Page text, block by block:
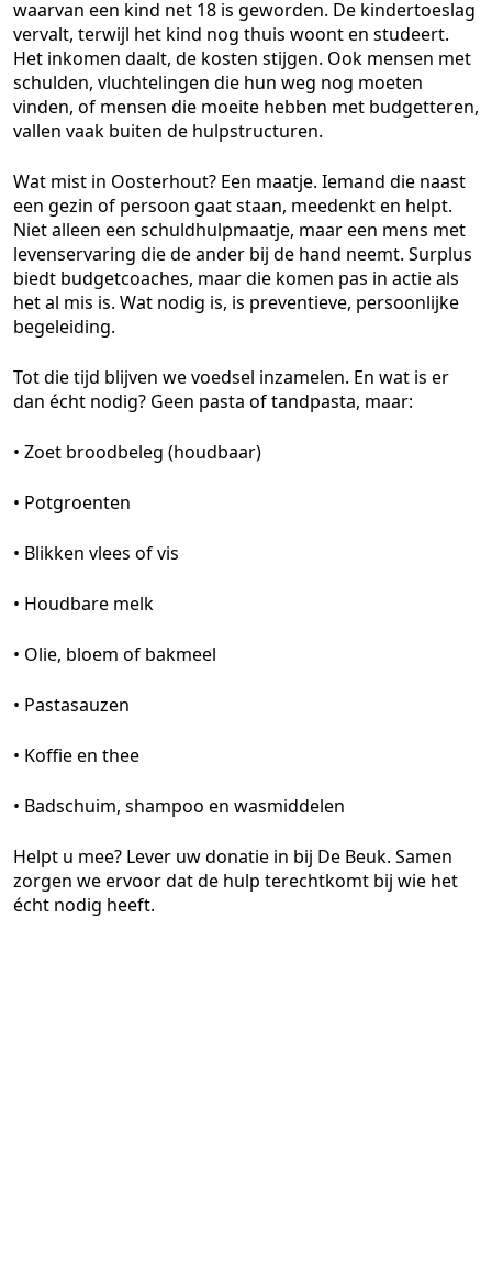
waarvan een kind net 18 is geworden. De kindertoeslag
vervalt, terwijl het kind nog thuis woont en studeert.
Het inkomen daalt, de kosten stijgen. Ook mensen met
schulden, vluchtelingen die hun weg nog moeten
vinden, of mensen die moeite hebben met budgetteren,
vallen vaak buiten de hulpstructuren.
Wat mist in Oosterhout? Een maatje. Iemand die naast
een gezin of persoon gaat staan, meedenkt en helpt.
Niet alleen een schuldhulpmaatje, maar een mens met
levenservaring die de ander bij de hand neemt. Surplus
biedt budgetcoaches, maar die komen pas in actie als
het al mis is. Wat nodig is, is preventieve, persoonlijke
begeleiding.
Tot die tijd blijven we voedsel inzamelen. En wat is er
dan écht nodig? Geen pasta of tandpasta, maar:
• Zoet broodbeleg (houdbaar)
• Potgroenten
• Blikken vlees of vis
• Houdbare melk
• Olie, bloem of bakmeel
• Pastasauzen
• Koffie en thee
• Badschuim, shampoo en wasmiddelen
Helpt u mee? Lever uw donatie in bij De Beuk. Samen
zorgen we ervoor dat de hulp terechtkomt bij wie het
écht nodig heeft.